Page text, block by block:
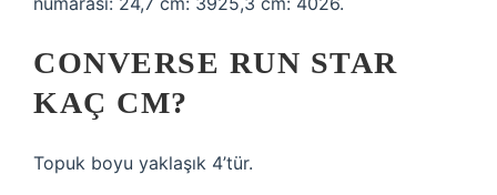
CONVERSE RUN STAR
KAÇ CM?
Topuk boyu yaklaşık 4’tür.